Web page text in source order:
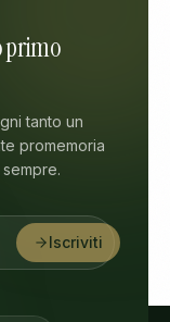
tanto un
promemoria
Iscriviti